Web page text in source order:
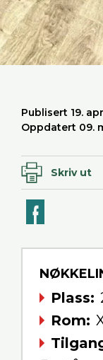
Publisert 19.
Oppdatert 09.
Skriv ut
Plass
Rom